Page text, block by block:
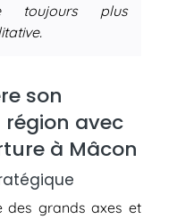
toujours plus
son
avec
à Mâcon
des grands axes et